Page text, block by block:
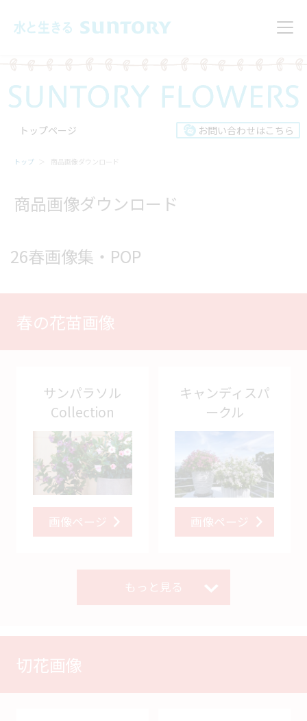
メ
トップページ お問い合わせはこちら
トップ 商品画像ダウンロード
商品画像ダウンロード
26春画像集・POP
春の花苗画像
サンパラソル
Collection
画像ページ
キャンディスパ
ークル
画像ページ
もっと見る
切花画像